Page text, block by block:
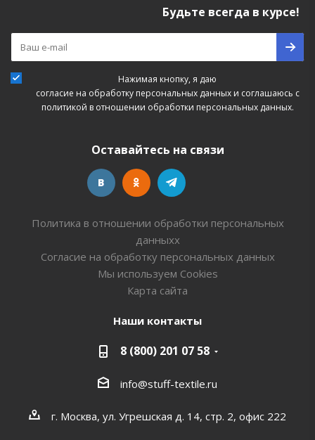
Будьте всегда в курсе!
Нажимая кнопку, я даю
согласие на обработку персональных данныхи соглашаюсь с
политикой в отношении обработки персональных данных.
Оставайтесь на связи
Политика в отношении обработки персональных
данныхх
Согласие на обработку персональных данных
Мы используем Cookies
Карта сайта
Наши контакты
8 (800) 201 07 58
info@stuff-textile.ru
г. Москва, ул. Угрешская д. 14, стр. 2, офис 222